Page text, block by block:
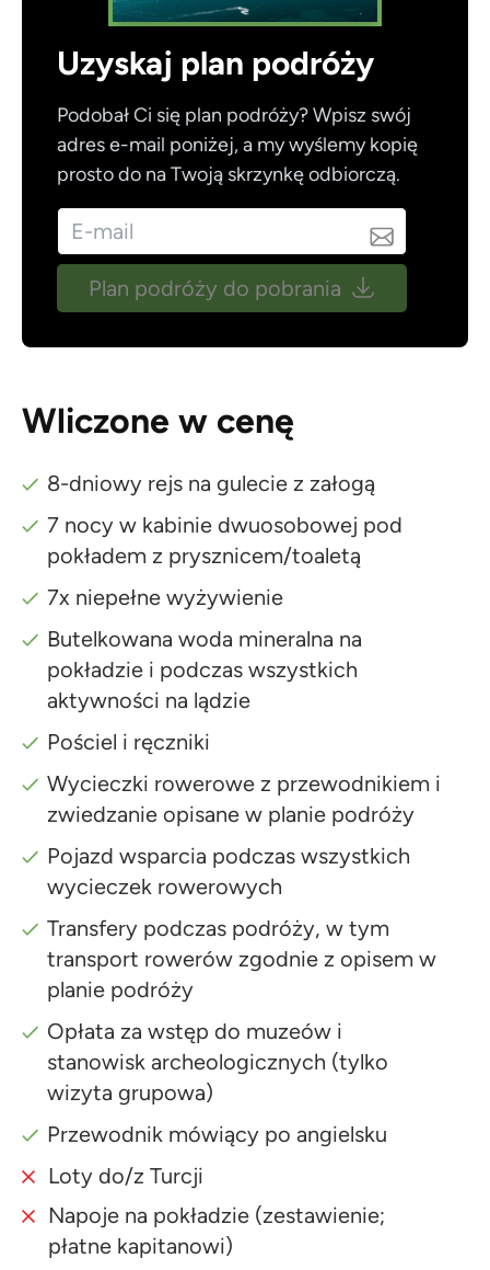
Uzyskaj plan podróży
Podobał Ci się plan podróży? Wpisz swój
adres e-mail poniżej, a my wyślemy kopię
prosto do na Twoją skrzynkę odbiorczą.
Plan podróży do pobrania
Wliczone w cenę
8-dniowy rejs na gulecie z załogą
7 nocy w kabinie dwuosobowej pod
pokładem z prysznicem/toaletą
7x niepełne wyżywienie
Butelkowana woda mineralna na
pokładzie i podczas wszystkich
aktywności na lądzie
Pościel i ręczniki
Wycieczki rowerowe z przewodnikiem i
zwiedzanie opisane w planie podróży
Pojazd wsparcia podczas wszystkich
wycieczek rowerowych
Transfery podczas podróży, w tym
transport rowerów zgodnie z opisem w
planie podróży
Opłata za wstęp do muzeów i
stanowisk archeologicznych (tylko
wizyta grupowa)
Przewodnik mówiący po angielsku
Loty do/z Turcji
Napoje na pokładzie (zestawienie;
płatne kapitanowi)